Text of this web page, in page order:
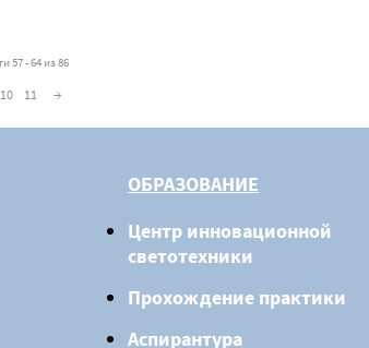
57 - 64 из 86
10 11 →
ОБРАЗОВАНИЕ
Центр инновационной
светотехники
Прохождение практики
Аспирантура